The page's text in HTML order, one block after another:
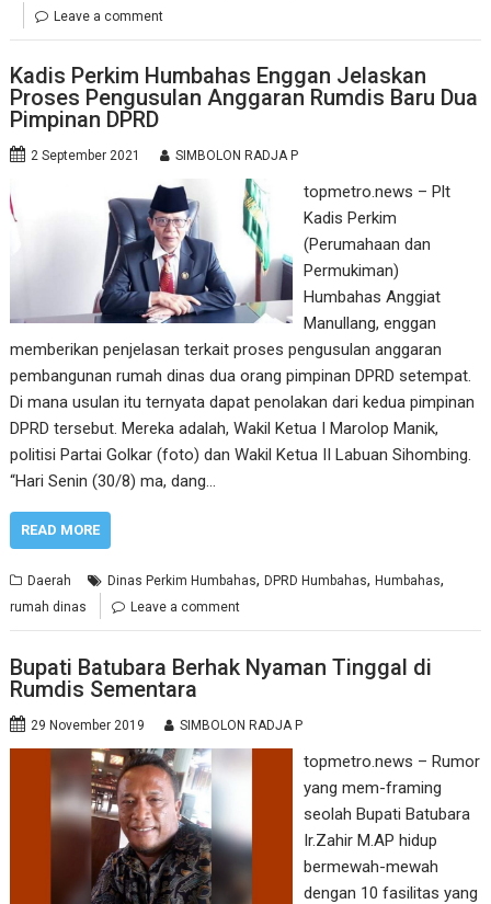
Leave a comment
Kadis Perkim Humbahas Enggan Jelaskan
Proses Pengusulan Anggaran Rumdis Baru Dua
Pimpinan DPRD
2 September 2021 SIMBOLON RADJA P
topmetro.news – Plt
Kadis Perkim
(Perumahaan dan
Permukiman)
Humbahas Anggiat
Manullang, enggan
memberikan penjelasan terkait proses pengusulan anggaran
pembangunan rumah dinas dua orang pimpinan DPRD setempat.
Di mana usulan itu ternyata dapat penolakan dari kedua pimpinan
DPRD tersebut. Mereka adalah, Wakil Ketua I Marolop Manik,
politisi Partai Golkar (foto) dan Wakil Ketua II Labuan Sihombing.
“Hari Senin (30/8) ma, dang…
READ MORE
Daerah Dinas Perkim Humbahas,DPRD Humbahas,Humbahas,
rumah dinas Leave a comment
Bupati Batubara Berhak Nyaman Tinggal di
Rumdis Sementara
29 November 2019 SIMBOLON RADJA P
topmetro.news – Rumor
yang mem-framing
seolah Bupati Batubara
Ir.Zahir M.AP hidup
bermewah-mewah
dengan 10 fasilitas yang